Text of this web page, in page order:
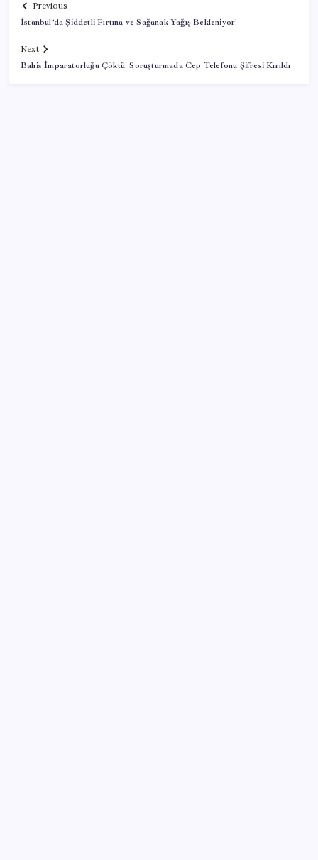
Previous
İstanbul’da Şiddetli Fırtına ve Sağanak Yağış Bekleniyor!
Next
Bahis İmparatorluğu Çöktü: Soruşturmada Cep Telefonu Şifresi Kırıldı